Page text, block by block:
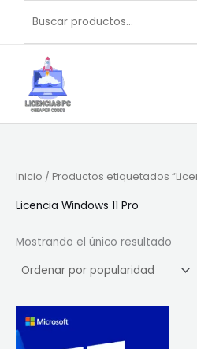
contenido
Inicio / Productos etiquetados
Licencia Windows 11 Pro
Mostrando el único resultado